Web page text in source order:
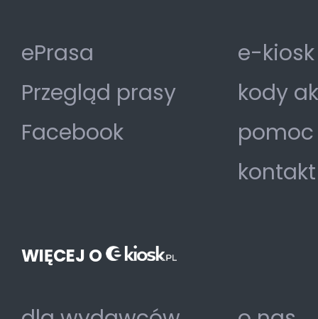
ePrasa
Przegląd prasy
Facebook
e-
kody
pomoc
kontakt
WIĘCEJ O